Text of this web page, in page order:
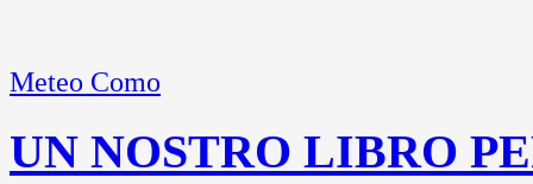
Meteo Como
UN NOSTRO LIBRO